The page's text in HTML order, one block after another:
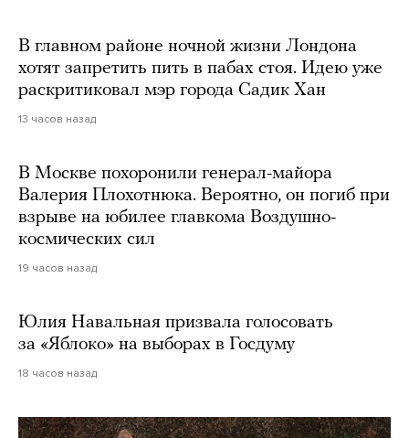
В главном районе ночной жизни Лондона
хотят запретить пить в пабах стоя. Идею уже
раскритиковал мэр города Садик Хан
13 часов назад
В Москве похоронили генерал-майора
Валерия Плохотнюка. Вероятно, он погиб при
взрыве на юбилее главкома Воздушно-
космических сил
19 часов назад
Юлия Навальная призвала голосовать
за «Яблоко» на выборах в Госдуму
18 часов назад